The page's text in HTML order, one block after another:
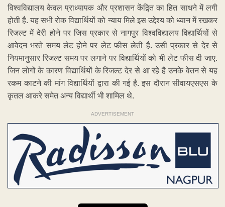
विश्वविद्यालय केवल प्राध्यापक और प्रशासन केंद्र्ति का हित साधने में लगी
होती है. यह सभी रोक विद्यार्थियों को न्याय मिले इस उद्देश्य को ध्यान में रखकर
रिजल्ट में देरी होने पर जिस प्रकार से नागपुर विश्वविद्यालय विद्यार्थियों से
आवेदन भरते समय लेट होने पर लेट फीस लेती है. उसी प्रकार से देर से
नियमानुसार रिजल्ट समय पर लगाने पर विद्यार्थियों को भी लेट फीस दी जाए.
जिन लोगों के कारण विद्यार्थियों के रिजल्ट देर से आ रहे है उनके वेतन से यह
रकम काटने की मांग विद्यार्थियों द्वारा की गई है. इस दौरान सीवायएसएस के
कृतल आकरे समेत अन्य विद्यार्थी भी शामिल थे.
ADVERTISEMENT